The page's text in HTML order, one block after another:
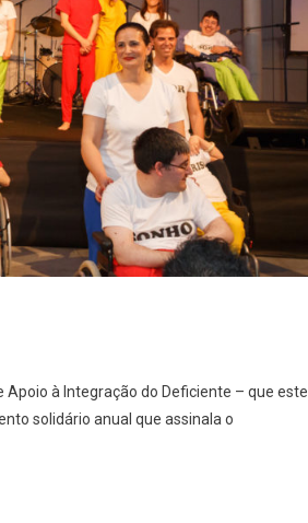
Apoio à Integração do Deficiente – que este
solidário anual que assinala o